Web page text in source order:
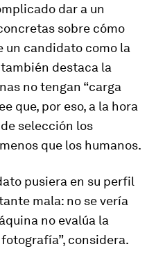
dar a un
sobre cómo
un candidato como la
destaca la
no tengan “carga
que, por eso, a la hora
selección los
que los humanos.
pusiera en su perfil
mala: no se vería
no evalúa la
considera.